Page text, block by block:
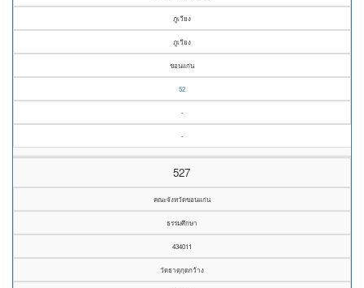
ภูเวียง
ภูเวียง
ขอนแก่น
52
-
-
527
คณะจังหวัดขอนแก่น
ธรรมศึกษา
434011
วัดธาตุกุดกว้าง